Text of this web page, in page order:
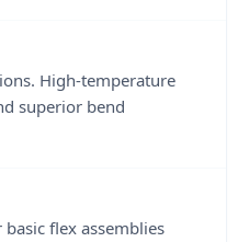
High-temperature
superior bend
flex assemblies